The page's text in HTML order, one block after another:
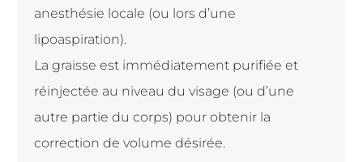
anesthésie locale (ou lors d’une
lipoaspiration).
La graisse est immédiatement purifiée et
réinjectée au niveau du visage (ou d’une
autre partie du corps) pour obtenir la
correction de volume désirée.